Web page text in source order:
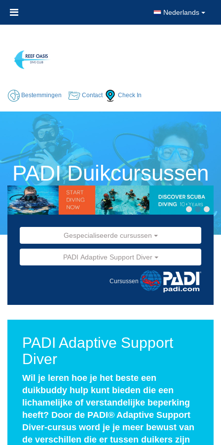
Nederlands
Bestemmingen Contact Check In
PADI Duikcursussen
Gespecialiseerde cursussen
PADI Adaptive Support Diver
Cursussen
PADI Adaptive Support
Diver
Wil je leren hoe je het beste een
duikbuddy hulp kunt bieden die een
lichamelijke of verstandelijke beperking
heeft? Door de PADI® Adaptive Support
Diver-cursus word je je meer bewust van
de verschillen die er tussen duikers zijn